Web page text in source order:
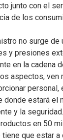
junto con el
de los
no surge
y presiones
en la cadena
aspectos,
donde estará
y la seguridad.
en 50
que estar